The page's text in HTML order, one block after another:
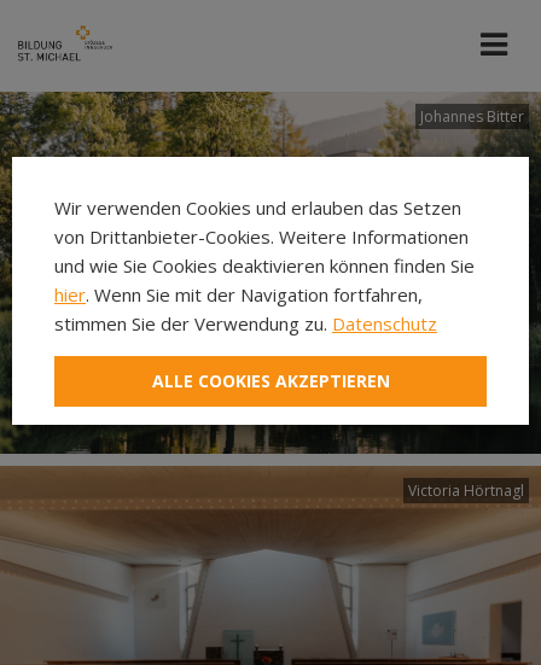
Johannes Bitter
Victoria Hörtnagl
Wir verwenden Cookies und erlauben das Setzen
von Drittanbieter-Cookies. Weitere Informationen
und wie Sie Cookies deaktivieren können finden Sie
hier. Wenn Sie mit der Navigation fortfahren,
stimmen Sie der Verwendung zu. Datenschutz
ALLE COOKIES AKZEPTIEREN